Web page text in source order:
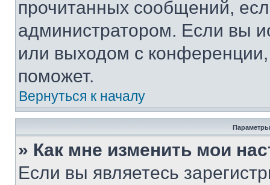
прочитанных сообщений,
администратором. Если вы
или выходом с
поможет.
Вернуться к началу
Параметры
» Как мне изменить мои
Если вы являетесь